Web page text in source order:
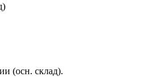
(осн. склад).